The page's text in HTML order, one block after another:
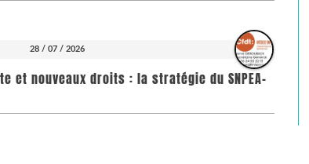
28 / 07 / 2026
nouveaux droits : la stratégie du SNPEA-